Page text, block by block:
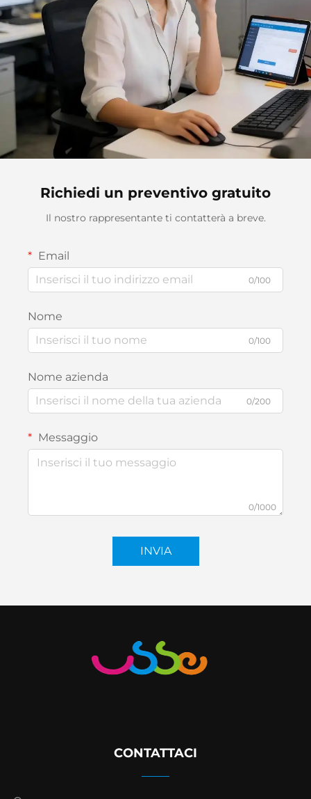
Richiedi un preventivo gratuito
Il nostro rappresentante ti contatterà a breve.
Email
0/100
Nome
0/100
Nome azienda
0/200
Messaggio
0/1000
INVIA
CONTATTACI